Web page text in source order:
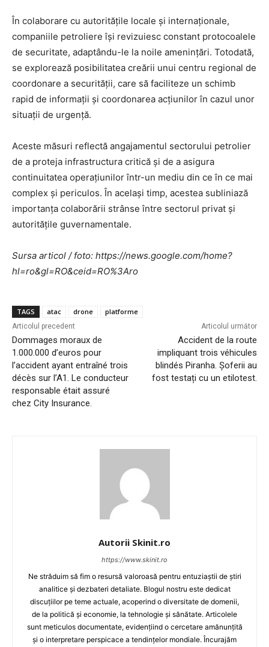
În colaborare cu autoritățile locale și internaționale,
companiile petroliere își revizuiesc constant protocoalele
de securitate, adaptându-le la noile amenințări. Totodată,
se explorează posibilitatea creării unui centru regional de
coordonare a securității, care să faciliteze un schimb
rapid de informații și coordonarea acțiunilor în cazul unor
situații de urgență.
Aceste măsuri reflectă angajamentul sectorului petrolier
de a proteja infrastructura critică și de a asigura
continuitatea operațiunilor într-un mediu din ce în ce mai
complex și periculos. În același timp, acestea subliniază
importanța colaborării strânse între sectorul privat și
autoritățile guvernamentale.
Sursa articol / foto: https://news.google.com/home?
hl=ro&gl=RO&ceid=RO%3Aro
TAGS atac drone platforme
Articolul precedent
Dommages moraux de
1.000.000 d’euros pour
l’accident ayant entraîné trois
décès sur l’A1. Le conducteur
responsable était assuré
chez City Insurance.
Articolul următor
Accident de la route
impliquant trois véhicules
blindés Piranha. Șoferii au
fost testați cu un etilotest.
Autorii Skinit.ro
https://www.skinit.ro
Ne străduim să fim o resursă valoroasă pentru entuziaștii de știri
analitice și dezbateri detaliate. Blogul nostru este dedicat
discuțiilor pe teme actuale, acoperind o diversitate de domenii,
de la politică și economie, la tehnologie și sănătate. Articolele
sunt meticulos documentate, evidențiind o cercetare amănunțită
și o interpretare perspicace a tendințelor mondiale. Încurajăm